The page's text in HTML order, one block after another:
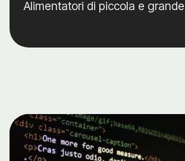
Alimentatori di piccola e